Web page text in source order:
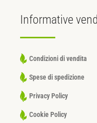
Informative
Condizioni di vendita
Spese di spedizione
Privacy Policy
Cookie Policy